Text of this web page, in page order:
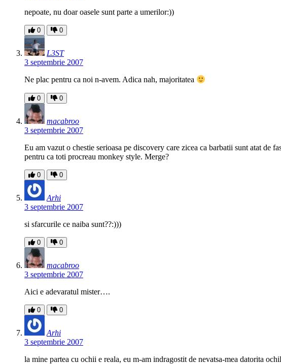
nepoate, nu doar oasele sunt parte a umerilor:))
0 0
L3ST
3 septembrie 2007
Ne plac pentru ca noi n-avem. Adica nah, majoritatea
0 0
macabroo
3 septembrie 2007
Eu am vazut o chestie serioasa pe discovery care zicea ca barbatii sunt atat de
pentru ca toti procreau monkey style. Merge?
0 0
Arhi
3 septembrie 2007
si sfarcurile ce naiba sunt??:)))
0 0
macabroo
3 septembrie 2007
Aici e adevaratul mister….
0 0
Arhi
3 septembrie 2007
la mine partea cu ochii e reala, eu m-am indragostit de nevatsa-mea datorita